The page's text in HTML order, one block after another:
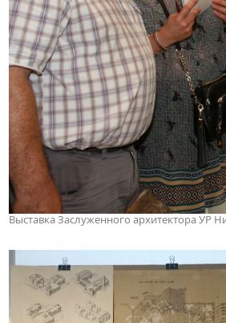
Выставка Заслуженного архитектора УР